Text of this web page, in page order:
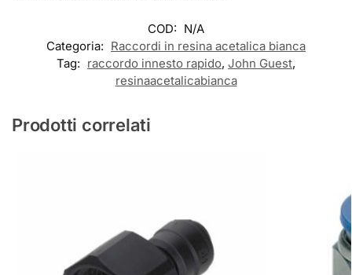
COD: N/A
Categoria: Raccordi in resina acetalica bianca
Tag: raccordo innesto rapido, John Guest,
resinaacetalicabianca
Prodotti correlati